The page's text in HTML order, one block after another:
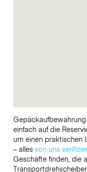
einfach auf die
um einen praktischen
– alles von uns
Geschäfte finden, die